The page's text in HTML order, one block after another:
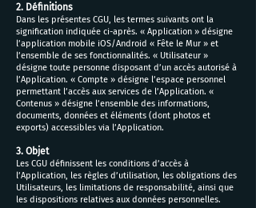
2. Définitions
Dans les présentes CGU, les termes suivants ont la
signification indiquée ci-après. « Application » désigne
l’application mobile iOS/Android « Fête le Mur » et
l’ensemble de ses fonctionnalités. « Utilisateur »
désigne toute personne disposant d’un accès autorisé à
l’Application. « Compte » désigne l’espace personnel
permettant l’accès aux services de l’Application. «
Contenus » désigne l’ensemble des informations,
documents, données et éléments (dont photos et
exports) accessibles via l’Application.
3. Objet
Les CGU définissent les conditions d’accès à
l’Application, les règles d’utilisation, les obligations des
Utilisateurs, les limitations de responsabilité, ainsi que
les dispositions relatives aux données personnelles.